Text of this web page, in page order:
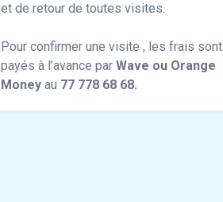
et de retour de toutes visites.
Pour confirmer une visite , les frais sont
payés à l’avance par Wave ou Orange
Money au 77 778 68 68.